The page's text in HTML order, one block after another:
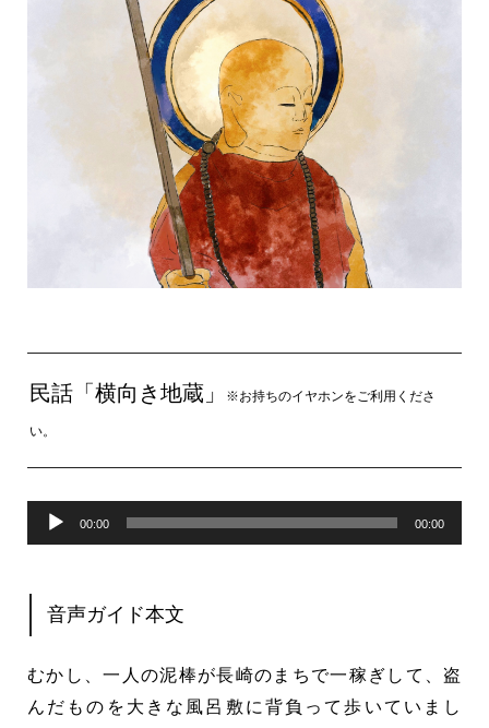
民話「横向き地蔵」 ※お持ちのイヤホンをご利用くださ
い。
声
ヤ
ー
00:00 00:00
音声ガイド本文
むかし、一人の泥棒が長崎のまちで一稼ぎして、盗
んだものを大きな風呂敷に背負って歩いていまし